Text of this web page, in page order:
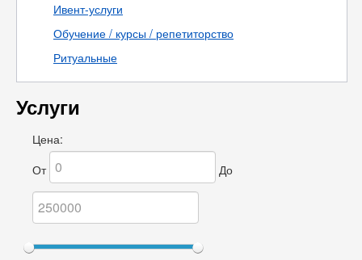
Ивент-услуги
Обучение / курсы / репетиторство
Ритуальные
Услуги
Цена:
От
До